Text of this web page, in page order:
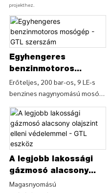
projekthez.
Egyhengeres
benzinmotoros
mosógép - GTL
szerszám
Erőteljes, 200 bar-os, 9 LE-s
benzines nagynyomású mosó
léghűtéses benzinmotorral
(CS200B), Részletek és árak a
benzines nagynyomású
mosóról. Benzinnyomású
tisztító a nagy teljesítményű
200 bar-os 9 LE-s benzines
nagynyomású 4-hengeres
A legjobb lakossági
gázmosó alacsony
olajszint elleni
Magasnyomású